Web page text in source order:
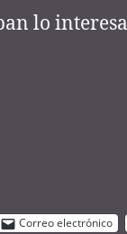
lo
Correo electrónico